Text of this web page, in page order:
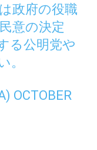
政府の役職
意の決定
る公明党や
。
OCTOBER